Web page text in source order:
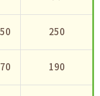
250
190